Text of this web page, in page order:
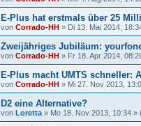
E-Plus hat erstmals über 25
von Corrado-HH » Di 13. Mai 2014,
Zweijähriges Jubiläum:
von Corrado-HH » Fr 18. Apr 2014,
E-Plus macht UMTS schneller:
von Corrado-HH » Mi 27. Nov 2013,
D2 eine Alternative?
von Loretta » Mo 18. Nov 2013, 10:34 »